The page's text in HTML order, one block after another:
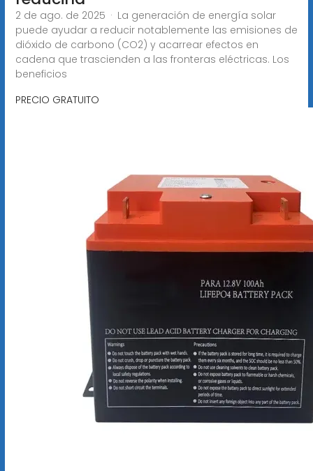
2 de ago. de 2025 · La generación de energía solar
puede ayudar a reducir notablemente las emisiones de
dióxido de carbono (CO2) y acarrear efectos en
cadena que trascienden a las fronteras eléctricas. Los
beneficios
PRECIO GRATUITO